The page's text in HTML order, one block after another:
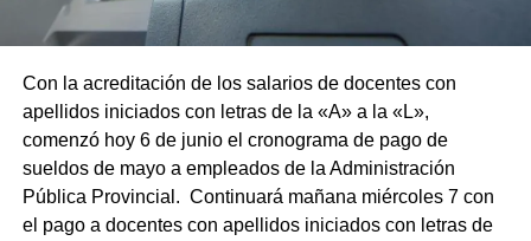
Con la acreditación de los salarios de docentes con
apellidos iniciados con letras de la «A» a la «L»,
comenzó hoy 6 de junio el cronograma de pago de
sueldos de mayo a empleados de la Administración
Pública Provincial. Continuará mañana miércoles 7 con
el pago a docentes con apellidos iniciados con letras de